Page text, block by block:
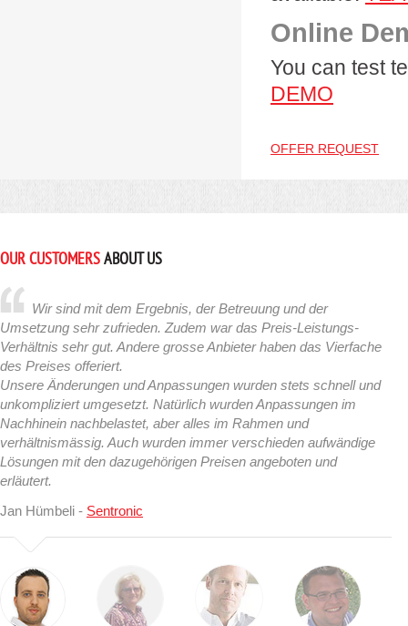
Online
You can test
DEMO
OFFER REQUEST
OUR CUSTOMERSABOUT US
Wir sind mit dem Ergebnis, der Betreuung und der
Umsetzung sehr zufrieden. Zudem war das Preis-Leistungs-
Verhältnis sehr gut. Andere grosse Anbieter haben das Vierfache
des Preises offeriert.
Unsere Änderungen und Anpassungen wurden stets schnell und
unkompliziert umgesetzt. Natürlich wurden Anpassungen im
Nachhinein nachbelastet, aber alles im Rahmen und
verhältnismässig. Auch wurden immer verschieden aufwändige
Lösungen mit den dazugehörigen Preisen angeboten und
erläutert.
Jan Hümbeli - Sentronic